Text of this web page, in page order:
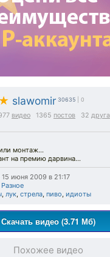
★ slawomir 30635 | 0
видео 1365 постов 32 друга
монтаж...
на премию дарвина...
июня 2009 в 21:17
Разное
, лук, стрела, пиво, идиоты
Скачать видео (3.71 Мб)
Похожее видео